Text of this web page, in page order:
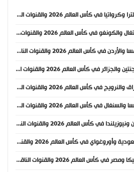
موعد مباراة إنجلترا وكرواتيا في كأس العالم 2026 والقنوات الناقلة
موعد مباراة البرتغال والكونغو في كأس العالم 2026 والقنوات الناقلة
موعد مباراة النمسا والأردن في كأس العالم 2026 والقنوات الناقلة
موعد مباراة الأرجنتين والجزائر في كأس العالم 2026 والقنوات الناقلة
موعد مباراة العراق والنرويج في كأس العالم 2026 والقنوات الناقلة
موعد مباراة فرنسا والسنغال في كأس العالم 2026 والقنوات الناقلة
موعد مباراة إيران ونيوزيلندا في كأس العالم 2026 والقنوات الناقلة
موعد مباراة السعودية وأوروغواي في كأس العالم 2026 والقنوات الناقلة
موعد مباراة بلجيكا ومصر في كأس العالم 2026 والقنوات الناقلة